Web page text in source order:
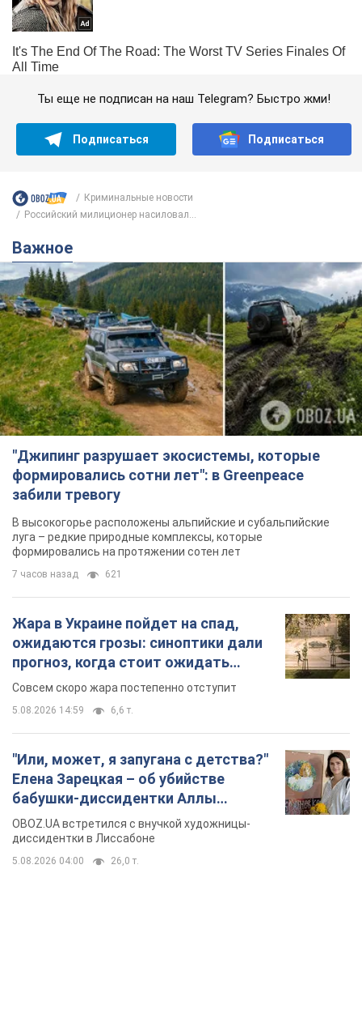
Ты еще не подписан на наш Telegram? Быстро жми!
Подписаться Подписаться
Криминальные новости
Российский милиционер насиловал...
Важное
"Джипинг разрушает экосистемы, которые
формировались сотни лет": в Greenpeace
забили тревогу
В высокогорье расположены альпийские и субальпийские
луга – редкие природные комплексы, которые
формировались на протяжении сотен лет
7 часов назад 621
Жара в Украине пойдет на спад,
ожидаются грозы: синоптики дали
прогноз, когда стоит ожидать
изменения погоды
Совсем скоро жара постепенно отступит
5.08.2026 14:59 6,6 т.
"Или, может, я запугана с детства?"
Елена Зарецкая – об убийстве
бабушки-диссидентки Аллы
Горской, критике сына Стуса и
бегстве в Португалию с пятью
детьми
OBOZ.UA встретился с внучкой художницы-
диссидентки в Лиссабоне
5.08.2026 04:00 26,0 т.